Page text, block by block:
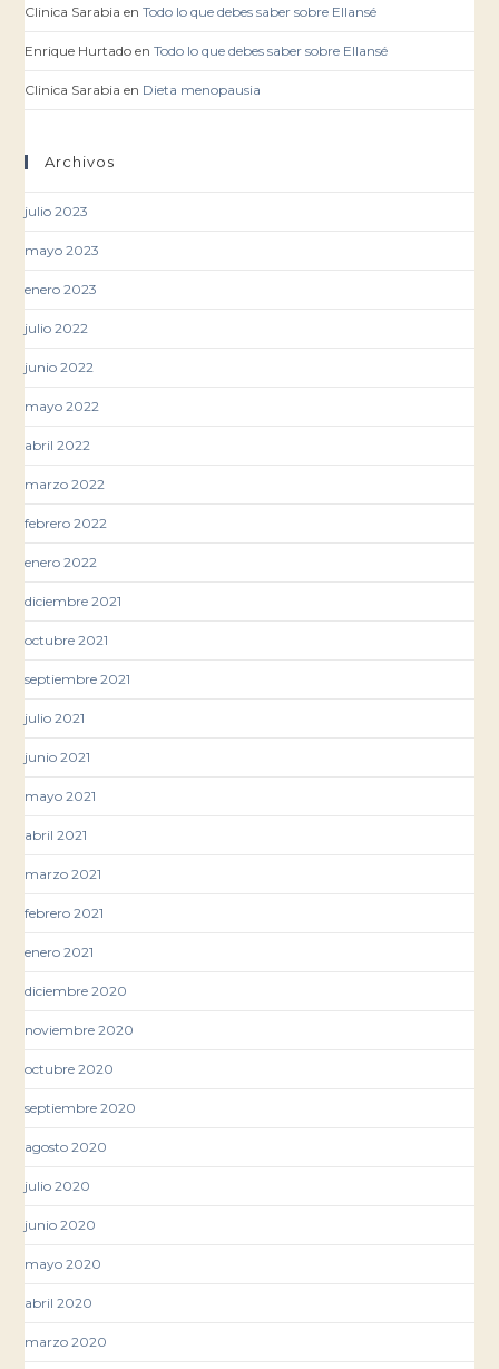
Clinica Sarabia enTodo lo que debes saber sobre Ellansé
Enrique Hurtado enTodo lo que debes saber sobre Ellansé
Clinica Sarabia en Dieta menopausia
Archivos
julio 2023
mayo 2023
enero 2023
julio 2022
junio 2022
mayo 2022
abril 2022
marzo 2022
febrero 2022
enero 2022
diciembre 2021
octubre 2021
septiembre 2021
julio 2021
junio 2021
mayo 2021
abril 2021
marzo 2021
febrero 2021
enero 2021
diciembre 2020
noviembre 2020
octubre 2020
septiembre 2020
agosto 2020
julio 2020
junio 2020
mayo 2020
abril 2020
marzo 2020